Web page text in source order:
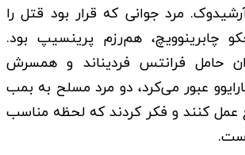
مرد جوانی که قرار بود قتل را
چابرینوویچ، هم‌رزم پرینسیپ بود.
حامل فرانتس فردیناند و همسرش
عبور می‌کرد، دو مرد مسلح به بمب
عمل کنند و فکر کردند که لحظه مناسب